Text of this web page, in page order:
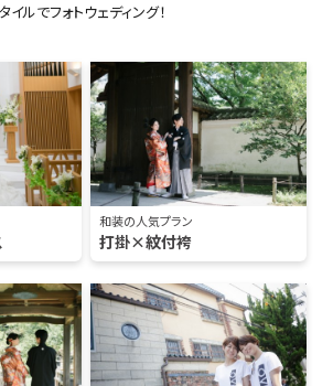
ルでフォトウェディング！
和装の人気プラン
打掛×紋付袴